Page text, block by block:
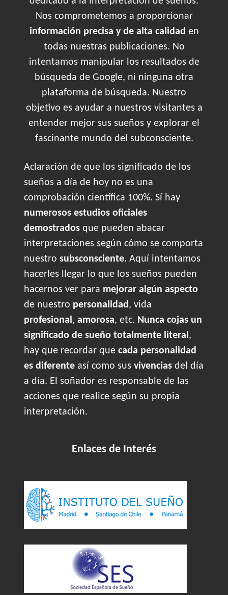
Nos comprometemos a proporcionar
información precisa y de alta calidad en
todas nuestras publicaciones. No
intentamos manipular los resultados de
búsqueda de Google, ni ninguna otra
plataforma de búsqueda. Nuestro
objetivo es ayudar a nuestros visitantes a
entender mejor sus sueños y explorar el
fascinante mundo del subconsciente.
Aclaración de que los significado de los
sueños a día de hoy no es una
comprobación científica 100%. Sí hay
numerosos estudios oficiales
demostrados que pueden abacar
interpretaciones según cómo se comporta
nuestro subsconsciente. Aquí intentamos
hacerles llegar lo que los sueños pueden
hacernos ver para mejorar algún aspecto
de nuestro personalidad, vida
profesional, amorosa, etc. Nunca cojas un
significado de sueño totalmente literal,
hay que recordar que cada personalidad
es diferente así como sus vivencias del día
a día. El soñador es responsable de las
acciones que realice según su propia
interpretación.
Enlaces de Interés